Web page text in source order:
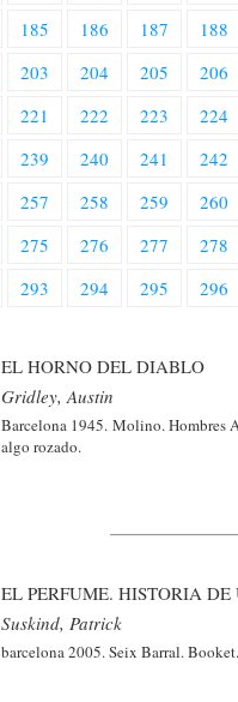
185 186 187 188
203 204 205 206
221 222 223 224
239 240 241 242
257 258 259 260
275 276 277 278
293 294 295 296
EL HORNO DEL DIABLO
Gridley, Austin
Barcelona 1945. Molino. Hombres
algo rozado.
EL PERFUME. HISTORIA DE
Suskind, Patrick
barcelona 2005. Seix Barral.